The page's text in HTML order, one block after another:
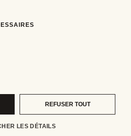
REFUSER TOUT
LES DÉTAILS